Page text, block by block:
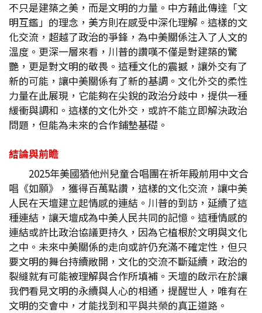
不只是建築之美，而是文明的力量。中方藉此傳達「文
明互鑑」的理念，美方則在感受中深化理解。這樣的文
化交流，超越了政治的爭鋒，為中美關係注入了人文的
溫度。更深一層來看，川普的讚嘆不僅是對建築的驚
艷，更是對文明的敬畏。這種文化的震撼，讓外交有了
新的可能，讓中美關係有了新的基調。文化外交的柔性
力量在此展現，它能夠在尖銳的政治分歧中，提供一種
緩衝與調和。這樣的文化外交，或許不能立即解決政治
問題，但能為未來的合作鋪墊基礎。
結論與前瞻
2025年美國猶他州兒童合唱團在祈年殿前用中文合
唱《如願》，獲得百萬點讚，這樣的文化交流，讓中美
人民在天壇建立起情感的連結。川普的到訪，延續了這
種連結，讓天壇成為中美人民共同的記憶。這種情感的
連結或許比政治協議更持久，因為它植根於文明與文化
之中。未來中美關係的走向或許仍充滿不確定性，但只
要文明的舞台持續敞開，文化的交流不斷延續，政治的
裂縫就有可能被理解與合作所填補。天壇的啟示在於讓
我們看見文明的永續與人心的相通，提醒世人，唯有在
文明的交會中，才能找到和平與共榮的真正道路。